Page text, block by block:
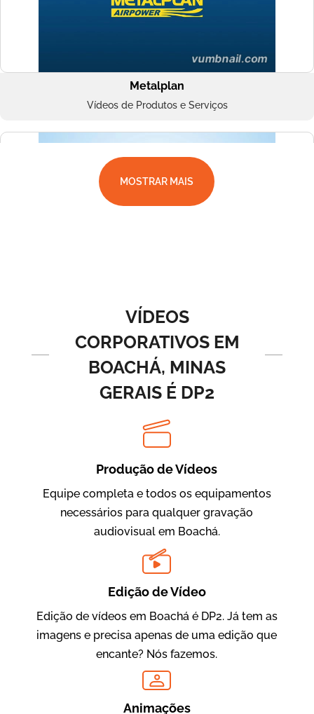
Metalplan
Vídeos de Produtos e Serviços
BRF Parceiros
Vídeos de Integração e Segurança
Vídeo Institucional
MOSTRAR MAIS
VÍDEOS
CORPORATIVOS EM
BOACHÁ, MINAS
GERAIS É DP2
Produção de Vídeos
Equipe completa e todos os equipamentos
necessários para qualquer gravação
audiovisual em Boachá.
Edição de Vídeo
Edição de vídeos em Boachá é DP2. Já tem as
imagens e precisa apenas de uma edição que
encante? Nós fazemos.
Animações